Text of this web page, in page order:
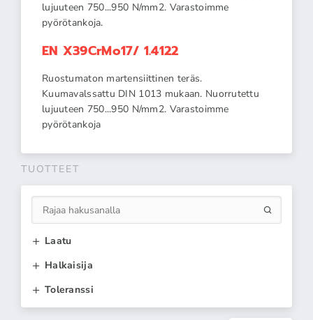
lujuuteen 750...950 N/mm2. Varastoimme
pyörötankoja.
EN X39CrMo17/ 1.4122
Ruostumaton martensiittinen teräs.
Kuumavalssattu DIN 1013 mukaan. Nuorrutettu
lujuuteen 750...950 N/mm2. Varastoimme
pyörötankoja
TUOTTEET
Laatu
Halkaisija
Toleranssi